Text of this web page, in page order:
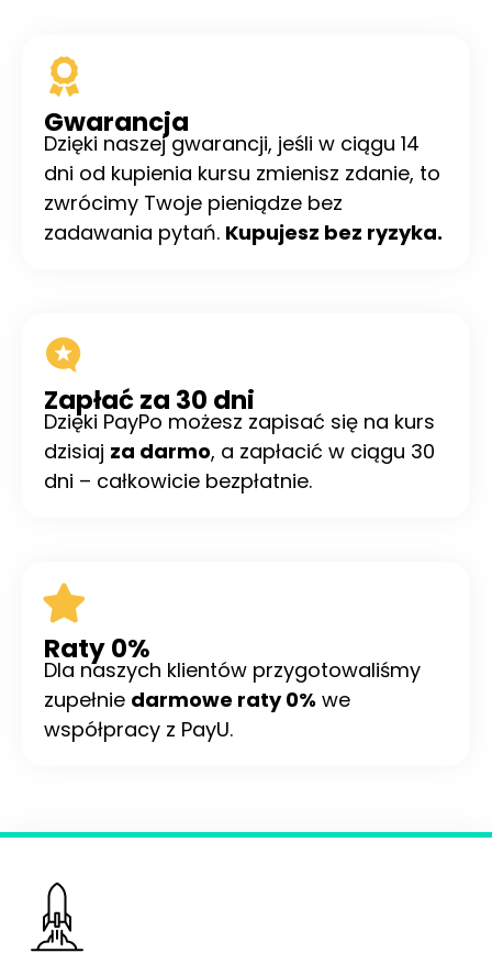
Gwarancja
Dzięki naszej gwarancji, jeśli w ciągu 14
dni od kupienia kursu zmienisz zdanie, to
zwrócimy Twoje pieniądze bez
zadawania pytań. Kupujesz bez ryzyka.
Zapłać za 30 dni
Dzięki PayPo możesz zapisać się na kurs
dzisiaj za darmo, a zapłacić w ciągu 30
dni – całkowicie bezpłatnie.
Raty 0%
Dla naszych klientów przygotowaliśmy
zupełnie darmowe raty 0% we
współpracy z PayU.